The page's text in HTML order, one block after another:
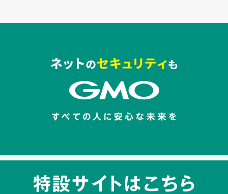
セキュリティキャンペーンでのバナー